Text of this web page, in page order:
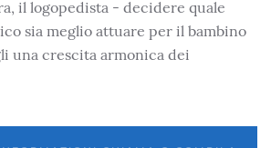
il logopedista - decidere quale
sia meglio attuare per il bambino
una crescita armonica dei